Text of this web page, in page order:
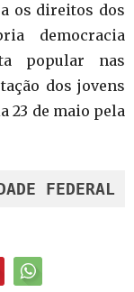
os direitos dos
democracia
popular nas
dos jovens
23 de maio pela
FEDERAL